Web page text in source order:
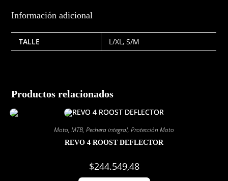
Información adicional
TALLE L/XL, S/M
Productos relacionados
Moto, MTB, Pechera integral, Protección Moto
REVO 4 ROOST DEFLECTOR
$244.549,48